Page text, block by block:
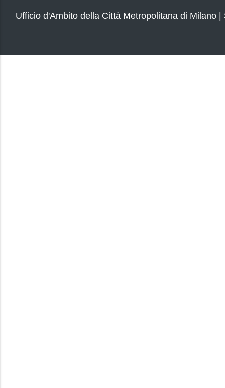
Ufficio d'Ambito della Città Metropolitana di Milano